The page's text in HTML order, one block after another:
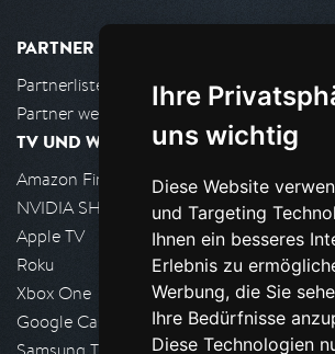
Ihre
uns wichtig
Diese Website
und Targeting
Ihnen ein besseres
Erlebnis zu
Werbung, die Sie
Ihre Bedürfnisse
Diese Technologien
PARTNER
Partnerliste
Partner werden
TV UND WOHNZIMMER
Amazon FireTV
NVIDIA SHIELD, Google TV
Apple TV
Roku
Xbox One
Google Cast